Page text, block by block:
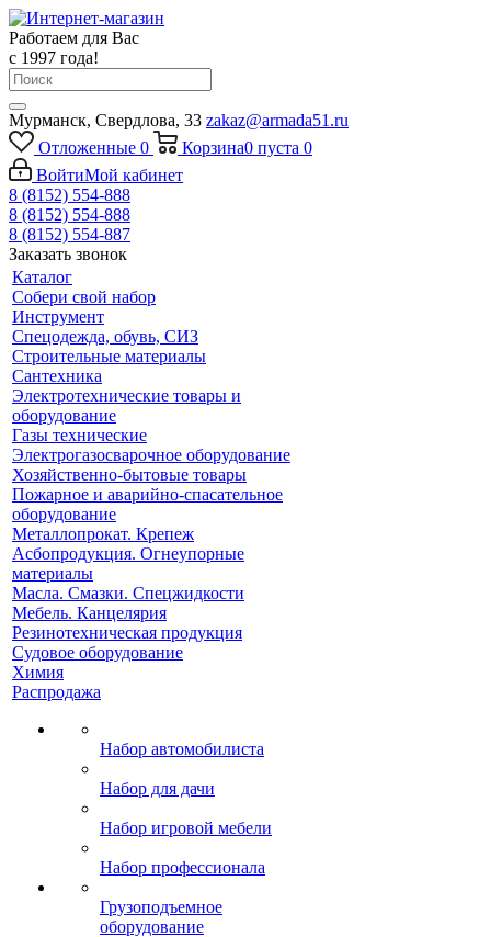
Работаем для Вас
с 1997 года!
Мурманск, Свердлова, 33 zakaz@armada51.ru
Отложенные 0 Корзина0 пуста 0
ВойтиМой кабинет
8 (8152) 554-888
8 (8152) 554-888
8 (8152) 554-887
Заказать звонок
Каталог
Собери свой набор
Инструмент
Спецодежда, обувь, СИЗ
Строительные материалы
Сантехника
Электротехнические товары и
оборудование
Газы технические
Электрогазосварочное оборудование
Хозяйственно-бытовые товары
Пожарное и аварийно-спасательное
оборудование
Металлопрокат. Крепеж
Асбопродукция. Огнеупорные
материалы
Масла. Смазки. Спецжидкости
Мебель. Канцелярия
Резинотехническая продукция
Судовое оборудование
Химия
Распродажа
Набор автомобилиста
Набор для дачи
Набор игровой мебели
Набор профессионала
Грузоподъемное
оборудование